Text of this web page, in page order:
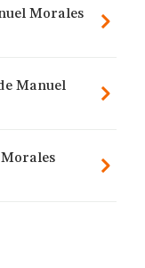
Morales
Manuel
Morales